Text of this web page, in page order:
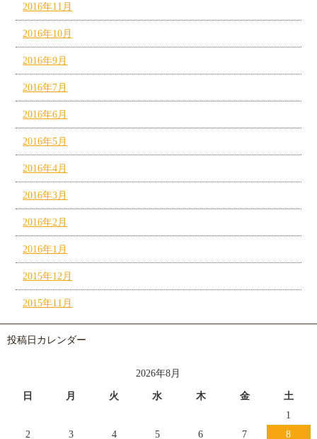
2016年11月
2016年10月
2016年9月
2016年7月
2016年6月
2016年5月
2016年4月
2016年3月
2016年2月
2016年1月
2015年12月
2015年11月
投稿日カレンダー
2026年8月
日 月 火 水 木 金
土
1
2
3 4 5 6 7 8